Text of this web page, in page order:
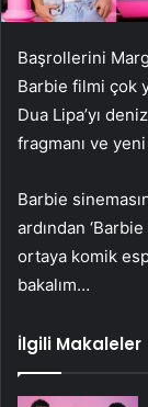
Başrollerini
Barbie filmi çok
Dua Lipa’yı
fragmanı ve
Barbie
ardından
ortaya komik
bakalım…
İlgili Makaleler